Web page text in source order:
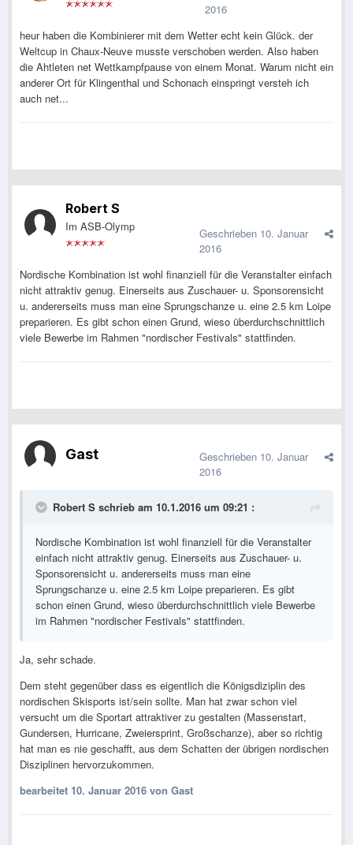
2016
heur haben die Kombinierer mit dem Wetter echt kein Glück. der
Weltcup in Chaux-Neuve musste verschoben werden. Also haben
die Ahtleten net Wettkampfpause von einem Monat. Warum nicht ein
anderer Ort für Klingenthal und Schonach einspringt versteh ich
auch net...
Robert S
Im ASB-Olymp Geschrieben 10. Januar
2016
Nordische Kombination ist wohl finanziell für die Veranstalter einfach
nicht attraktiv genug. Einerseits aus Zuschauer- u. Sponsorensicht
u. andererseits muss man eine Sprungschanze u. eine 2.5 km Loipe
preparieren. Es gibt schon einen Grund, wieso überdurchschnittlich
viele Bewerbe im Rahmen "nordischer Festivals" stattfinden.
Gast Geschrieben 10. Januar
2016
Robert S schrieb am 10.1.2016 um 09:21 :
Nordische Kombination ist wohl finanziell für die Veranstalter
einfach nicht attraktiv genug. Einerseits aus Zuschauer- u.
Sponsorensicht u. andererseits muss man eine
Sprungschanze u. eine 2.5 km Loipe preparieren. Es gibt
schon einen Grund, wieso überdurchschnittlich viele Bewerbe
im Rahmen "nordischer Festivals" stattfinden.
Ja, sehr schade.
Dem steht gegenüber dass es eigentlich die Königsdiziplin des
nordischen Skisports ist/sein sollte. Man hat zwar schon viel
versucht um die Sportart attraktiver zu gestalten (Massenstart,
Gundersen, Hurricane, Zweiersprint, Großschanze), aber so richtig
hat man es nie geschafft, aus dem Schatten der übrigen nordischen
Disziplinen hervorzukommen.
bearbeitet 10. Januar 2016 von Gast